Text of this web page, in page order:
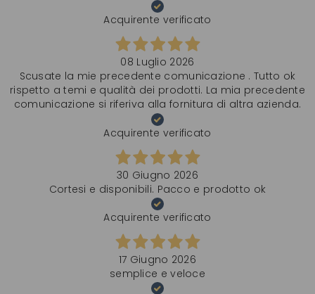
Acquirente verificato
08 Luglio 2026
Scusate la mie precedente comunicazione . Tutto ok
rispetto a temi e qualità dei prodotti. La mia precedente
comunicazione si riferiva alla fornitura di altra azienda.
Acquirente verificato
30 Giugno 2026
Cortesi e disponibili. Pacco e prodotto ok
Acquirente verificato
17 Giugno 2026
semplice e veloce